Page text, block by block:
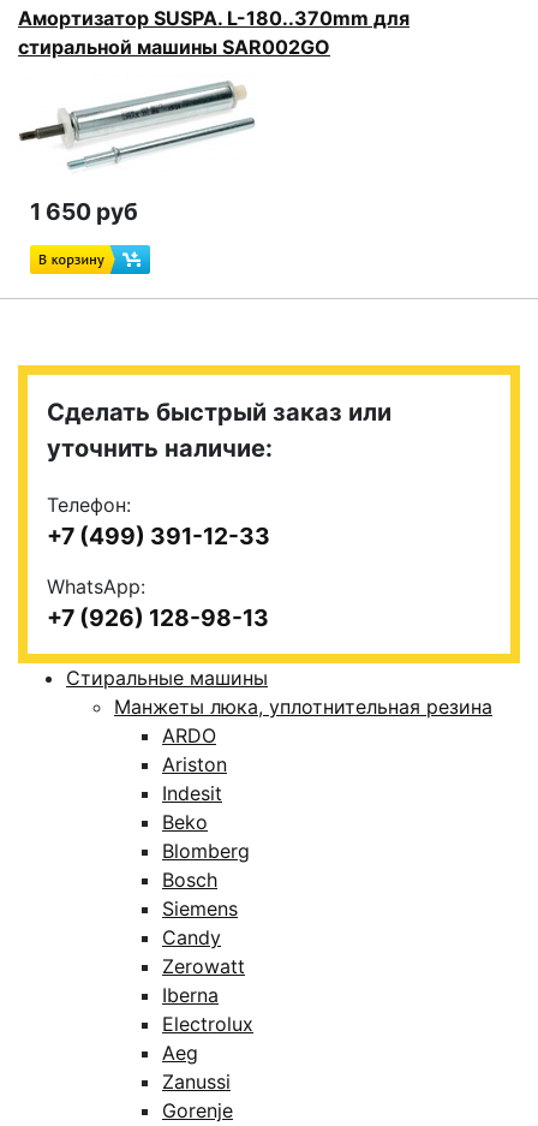
Амортизатор SUSPA. L-180..370mm для
стиральной машины SAR002GO
1 650 руб
Сделать быстрый заказ или
уточнить наличие:
Телефон:
+7 (499) 391-12-33
WhatsApp:
+7 (926) 128-98-13
Стиральные машины
Манжеты люка, уплотнительная резина
ARDO
Ariston
Indesit
Beko
Blomberg
Bosch
Siemens
Candy
Zerowatt
Iberna
Electrolux
Aeg
Zanussi
Gorenje